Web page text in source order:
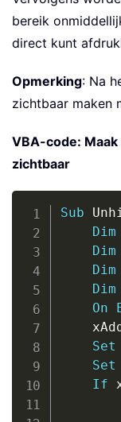
bereik
direct kunt
Opmerking: Na
zichtbaar maken
VBA-code:
zichtbaar
Sub
Dim
Dim
Dim
Dim
On
Set
Set
If